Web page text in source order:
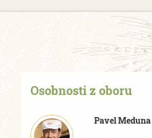
Osobnosti z oboru
Pavel Meduna